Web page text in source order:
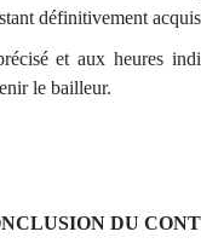
définitivement
et aux heures
le bailleur.
DU